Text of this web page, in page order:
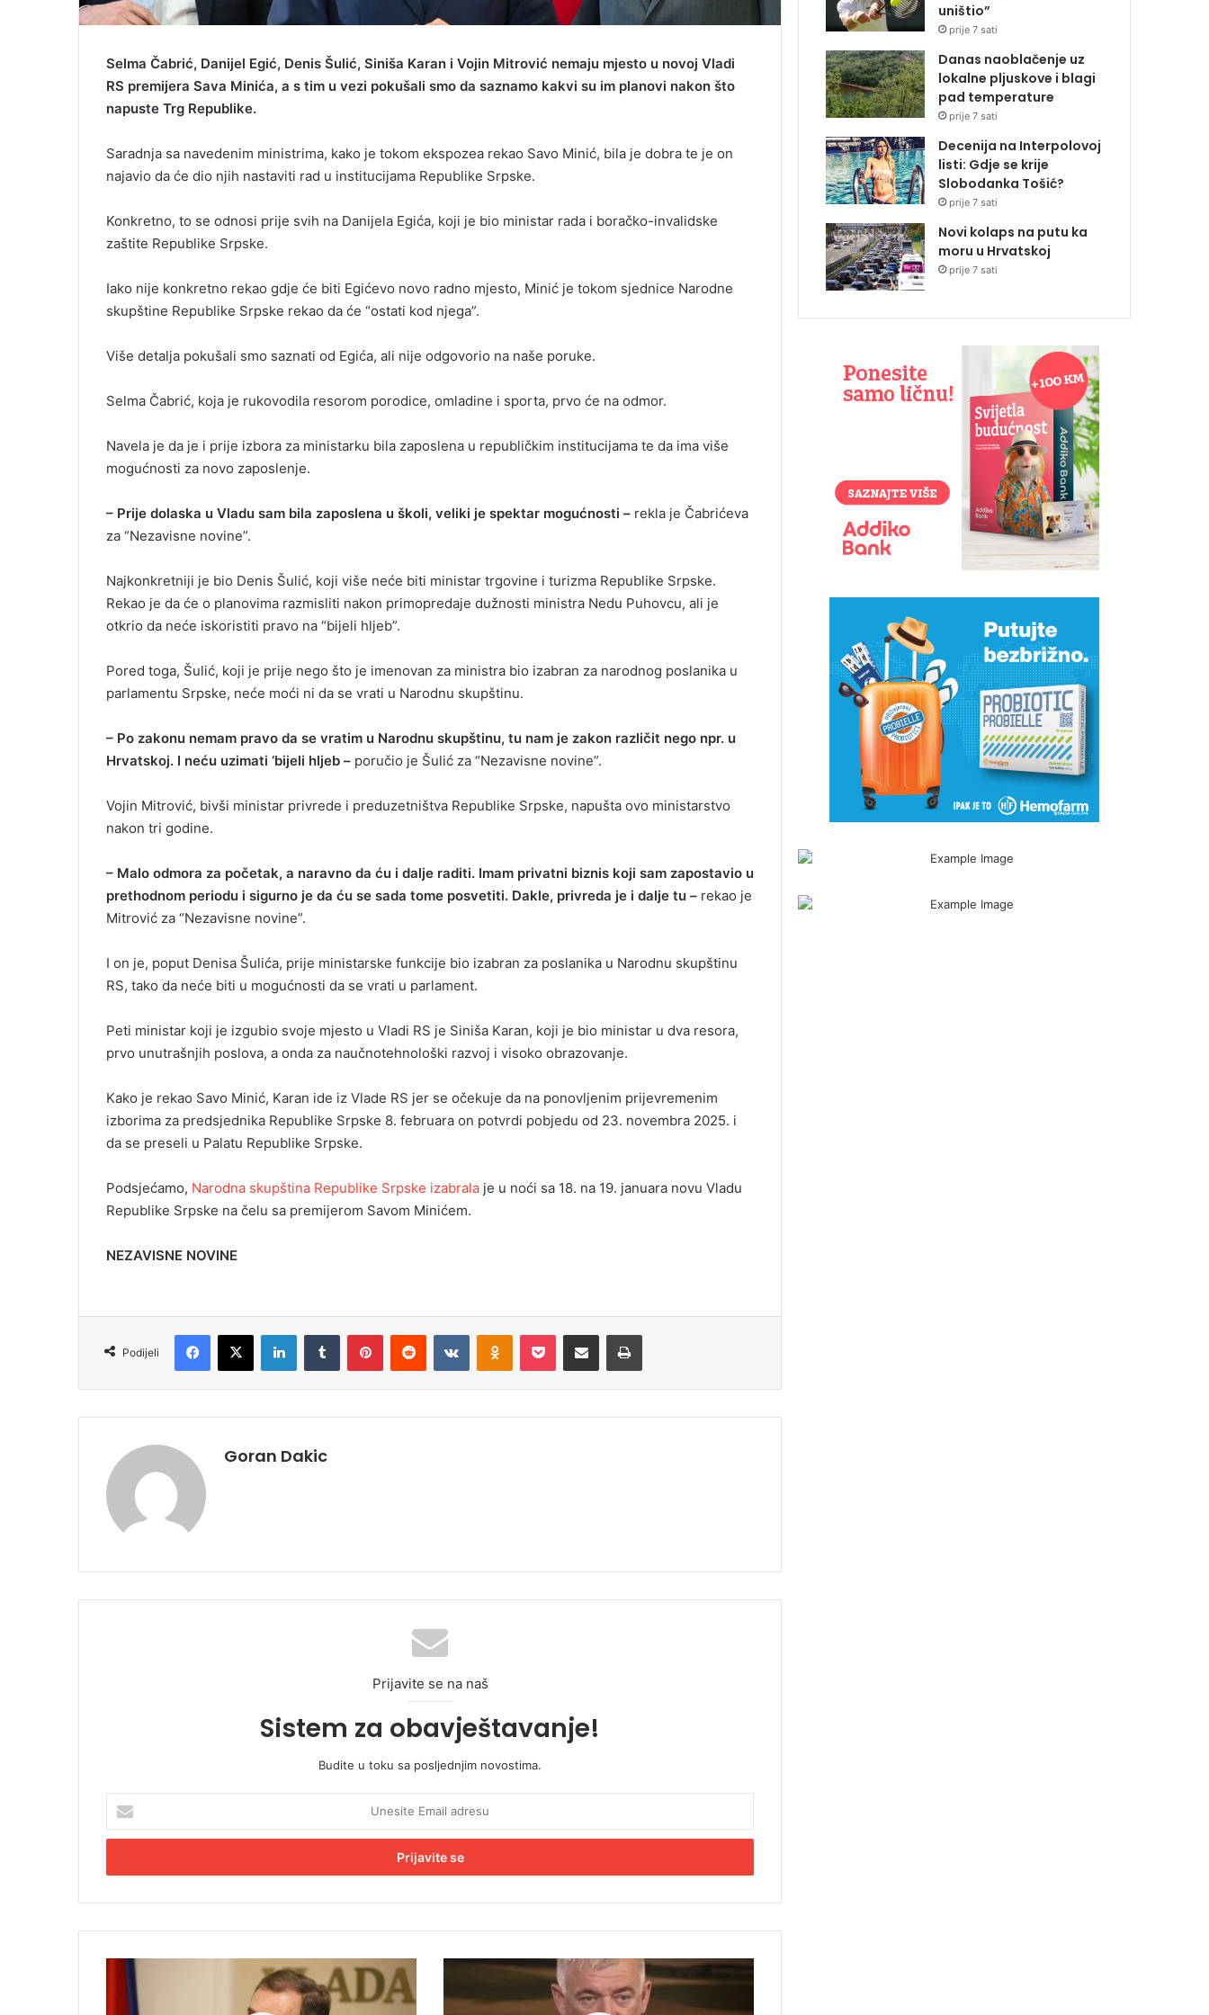
Selma Čabrić, Danijel Egić, Denis Šulić, Siniša Karan i Vojin Mitrović nemaju mjesto u novoj Vladi
RS premijera Sava Minića, a s tim u vezi pokušali smo da saznamo kakvi su im planovi nakon što
napuste Trg Republike.
Saradnja sa navedenim ministrima, kako je tokom ekspozea rekao Savo Minić, bila je dobra te je on
najavio da će dio njih nastaviti rad u institucijama Republike Srpske.
Konkretno, to se odnosi prije svih na Danijela Egića, koji je bio ministar rada i boračko-invalidske
zaštite Republike Srpske.
Iako nije konkretno rekao gdje će biti Egićevo novo radno mjesto, Minić je tokom sjednice Narodne
skupštine Republike Srpske rekao da će “ostati kod njega”.
Više detalja pokušali smo saznati od Egića, ali nije odgovorio na naše poruke.
Selma Čabrić, koja je rukovodila resorom porodice, omladine i sporta, prvo će na odmor.
Navela je da je i prije izbora za ministarku bila zaposlena u republičkim institucijama te da ima više
mogućnosti za novo zaposlenje.
– Prije dolaska u Vladu sam bila zaposlena u školi, veliki je spektar mogućnosti – rekla je Čabrićeva
za “Nezavisne novine”.
Najkonkretniji je bio Denis Šulić, koji više neće biti ministar trgovine i turizma Republike Srpske.
Rekao je da će o planovima razmisliti nakon primopredaje dužnosti ministra Nedu Puhovcu, ali je
otkrio da neće iskoristiti pravo na “bijeli hljeb”.
Pored toga, Šulić, koji je prije nego što je imenovan za ministra bio izabran za narodnog poslanika u
parlamentu Srpske, neće moći ni da se vrati u Narodnu skupštinu.
– Po zakonu nemam pravo da se vratim u Narodnu skupštinu, tu nam je zakon različit nego npr. u
Hrvatskoj. I neću uzimati ‘bijeli hljeb – poručio je Šulić za “Nezavisne novine”.
Vojin Mitrović, bivši ministar privrede i preduzetništva Republike Srpske, napušta ovo ministarstvo
nakon tri godine.
– Malo odmora za početak, a naravno da ću i dalje raditi. Imam privatni biznis koji sam zapostavio u
prethodnom periodu i sigurno je da ću se sada tome posvetiti. Dakle, privreda je i dalje tu – rekao je
Mitrović za “Nezavisne novine”.
I on je, poput Denisa Šulića, prije ministarske funkcije bio izabran za poslanika u Narodnu skupštinu
RS, tako da neće biti u mogućnosti da se vrati u parlament.
Peti ministar koji je izgubio svoje mjesto u Vladi RS je Siniša Karan, koji je bio ministar u dva resora,
prvo unutrašnjih poslova, a onda za naučnotehnološki razvoj i visoko obrazovanje.
Kako je rekao Savo Minić, Karan ide iz Vlade RS jer se očekuje da na ponovljenim prijevremenim
izborima za predsjednika Republike Srpske 8. februara on potvrdi pobjedu od 23. novembra 2025. i
da se preseli u Palatu Republike Srpske.
Podsjećamo, Narodna skupština Republike Srpske izabrala je u noći sa 18. na 19. januara novu Vladu
Republike Srpske na čelu sa premijerom Savom Minićem.
NEZAVISNE NOVINE
Podijeli
Goran Dakic
Prijavite se na naš
Sistem za obavještavanje!
Budite u toku sa posljednjim novostima.
e
i
E
uništio”
prije 7 sati
Danas naoblačenje uz
lokalne pljuskove i blagi
pad temperature
prije 7 sati
Decenija na Interpolovoj
listi: Gdje se krije
Slobodanka Tošić?
prije 7 sati
Novi kolaps na putu ka
moru u Hrvatskoj
prije 7 sati